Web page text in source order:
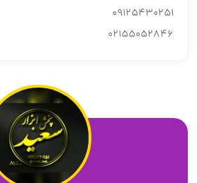
09125430251
02155052846